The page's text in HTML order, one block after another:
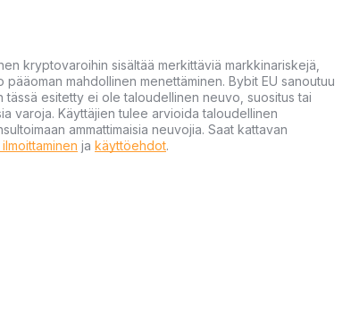
kryptovaroihin sisältää merkittäviä markkinariskejä,
mahdollinen menettäminen. Bybit EU sanoutuu
tässä esitetty ei ole taloudellinen neuvo, suositus tai
varoja. Käyttäjien tulee arvioida taloudellinen
ammattimaisia neuvojia. Saat kattavan
ja käyttöehdot.